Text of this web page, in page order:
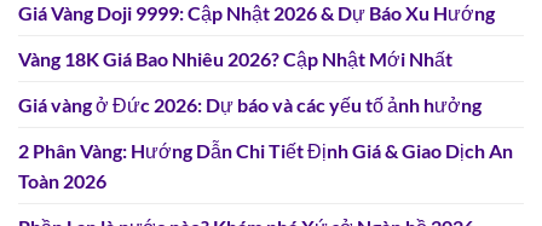
Giá Vàng Doji 9999: Cập Nhật 2026 & Dự Báo Xu Hướng
Vàng 18K Giá Bao Nhiêu 2026? Cập Nhật Mới Nhất
Giá vàng ở Đức 2026: Dự báo và các yếu tố ảnh hưởng
2 Phân Vàng: Hướng Dẫn Chi Tiết Định Giá & Giao Dịch An
Toàn 2026